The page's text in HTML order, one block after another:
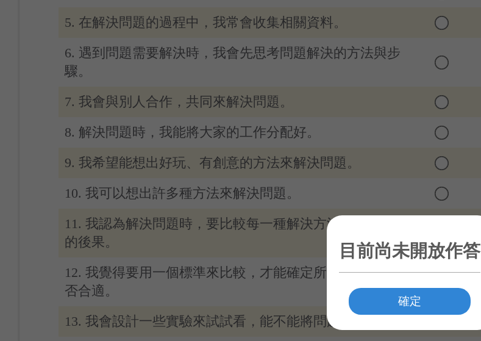
5. 在解決問題的過程中，我常會收集相關資料。
6. 遇到問題需要解決時，我會先思考問題解決的方法與步
驟。
7. 我會與別人合作，共同來解決問題。
8. 解決問題時，我能將大家的工作分配好。
9. 我希望能想出好玩、有創意的方法來解決問題。
10. 我可以想出許多種方法來解決問題。
11. 我認為解決問題時，要比較每一種解決方法所可能產生
的後果。
12. 我覺得要用一個標準來比較，才能確定所採用的方法是
否合適。
13. 我會設計一些實驗來試試看，能不能將問題解決。
目前尚未開放作答
確定